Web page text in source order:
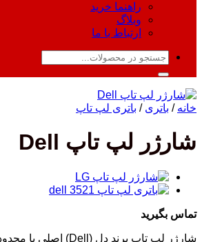
راهنما خرید
وبلاگ
ارتباط با ما
جستجو
خانه / باتری / باتری لپ تاپ
شارژر لپ تاپ Dell
تماس بگیرید